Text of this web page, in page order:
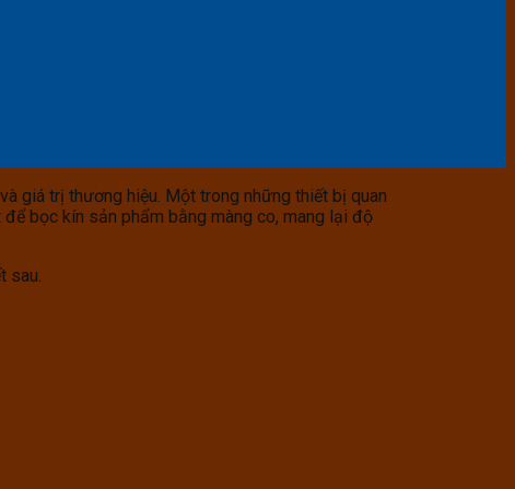
giá trị thương hiệu. Một trong những thiết bị quan
bọc kín sản phẩm bằng màng co, mang lại độ
sau.